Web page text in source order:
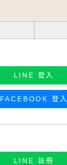
LINE 登入
FACEBOOK 登入
LINE 註冊